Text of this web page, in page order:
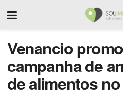
Venancio
campanha de
de alimentos